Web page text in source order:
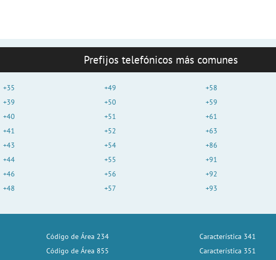
Prefijos telefónicos más comunes
+35
+39
+40
+41
+43
+44
+46
+48
+49
+50
+51
+52
+54
+55
+56
+57
+58
+59
+61
+63
+86
+91
+92
+93
Código de Área 234
Código de Área 855
Característica 341
Característica 351